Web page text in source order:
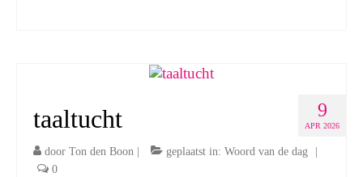
9
APR 2026
taaltucht
door Ton den Boon geplaatst in: Woord van de dag
0